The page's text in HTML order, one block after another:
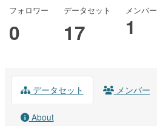
フォロワー
0
データセット
17
メンバー
1
データセット メンバー
About